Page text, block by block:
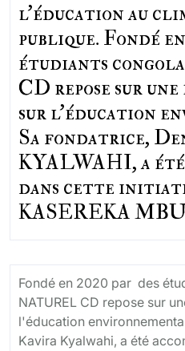
l'éducation au
publique. Fondé
étudiants
CD repose sur
sur l'éducation
Sa fondatrice,
KYALWAHI, a été
dans cette
KASEREKA
Fondé en 2020 par des
NATUREL CD repose sur
l'éducation
Kavira Kyalwahi, a été